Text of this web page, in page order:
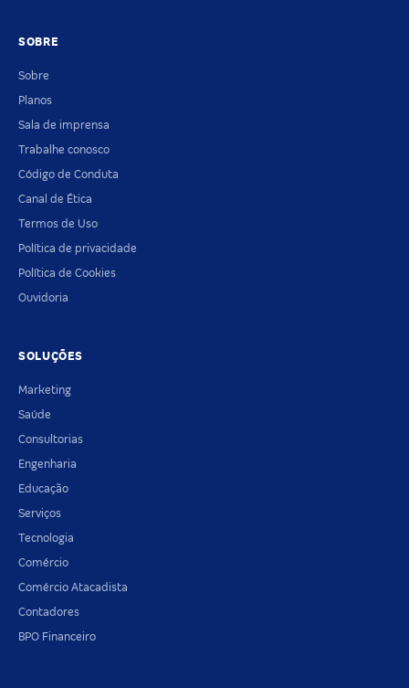
SOBRE
Sobre
Planos
Sala de imprensa
Trabalhe conosco
Código de Conduta
Canal de Ética
Termos de Uso
Política de privacidade
Política de Cookies
Ouvidoria
SOLUÇÕES
Marketing
Saúde
Consultorias
Engenharia
Educação
Serviços
Tecnologia
Comércio
Comércio Atacadista
Contadores
BPO Financeiro